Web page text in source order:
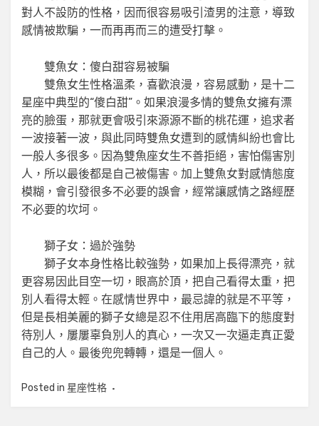
對人不設防的性格，因而很容易吸引渣男的注意，導致
感情被欺騙，一而再再而三的遭受打擊。
雙魚女：傻白甜容易被騙
雙魚女生性格溫柔，喜歡浪漫，容易感動，是十二
星座中典型的“傻白甜”。如果浪漫多情的雙魚女擁有漂
亮的臉蛋，那就更會吸引來源源不斷的桃花運，追求者
一波接著一波，與此同時雙魚女遭到的感情糾紛也會比
一般人多很多。因為雙魚座女生不善拒絕，害怕傷害別
人，所以最後都是自己被傷害。加上雙魚女對感情態度
模糊，會引發很多不必要的誤會，經常讓感情之路經歷
不必要的坎坷。
獅子女：過於強勢
獅子女本身性格比較強勢，如果加上長得漂亮，就
更容易因此目空一切，眼高於頂，把自己看得太重，把
別人看得太輕。在感情世界中，最忌諱的就是不平等，
但是長相美麗的獅子女總是忍不住用居高臨下的態度對
待別人，屢屢辜負別人的真心，一次又一次逼走真正愛
自己的人。最後兜兜轉轉，還是一個人。
Posted in 星座性格